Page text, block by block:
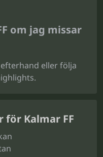
om jag missar
eller följa
Kalmar FF